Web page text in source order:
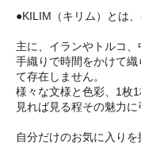
●KILIM（キリム）とは
主に、イランやトルコ、
手織りで時間をかけて
て存在しません。
様々な文様と色彩、1枚
見れば見る程その魅力に
自分だけのお気に入りを